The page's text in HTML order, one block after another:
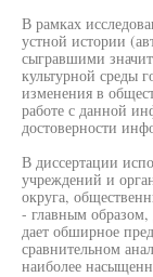
В рамках
устной истории
сыгравшими
культурной среды
изменения в
работе с данной
достоверности
В диссертации
учреждений и
округа,
- главным образом,
дает обширное
сравнительном
наиболее